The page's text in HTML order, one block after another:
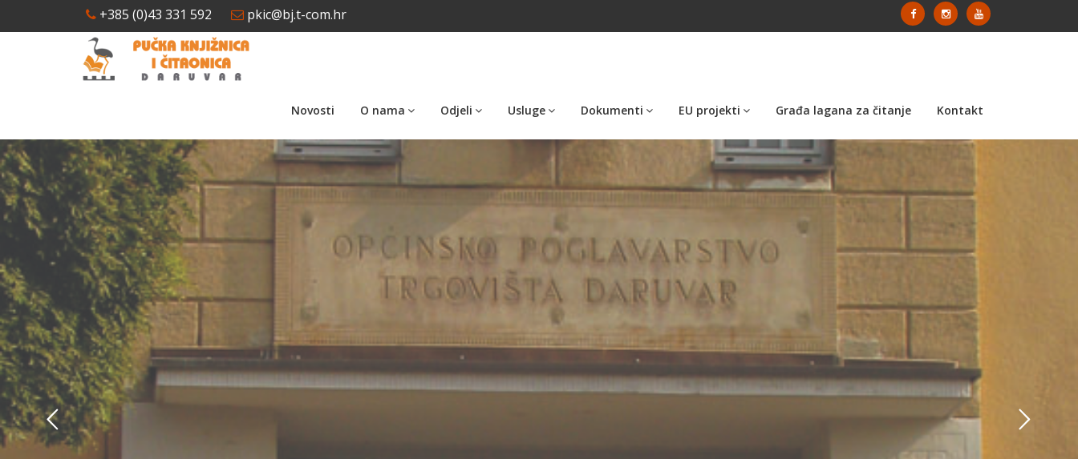
+385 (0)43 331 592 pkic@bj.t-com.hr
Novosti O nama Odjeli Usluge Dokumenti EU projekti Građa lagana za čitanje Kontakt